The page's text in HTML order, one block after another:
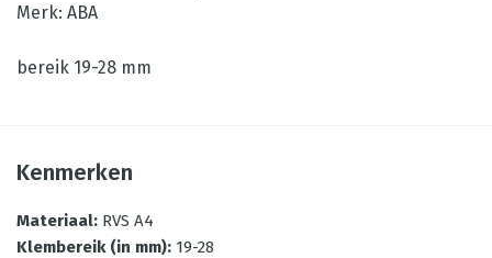
Merk: ABA
bereik 19-28 mm
Kenmerken
Materiaal: RVS A4
Klembereik (in mm): 19-28